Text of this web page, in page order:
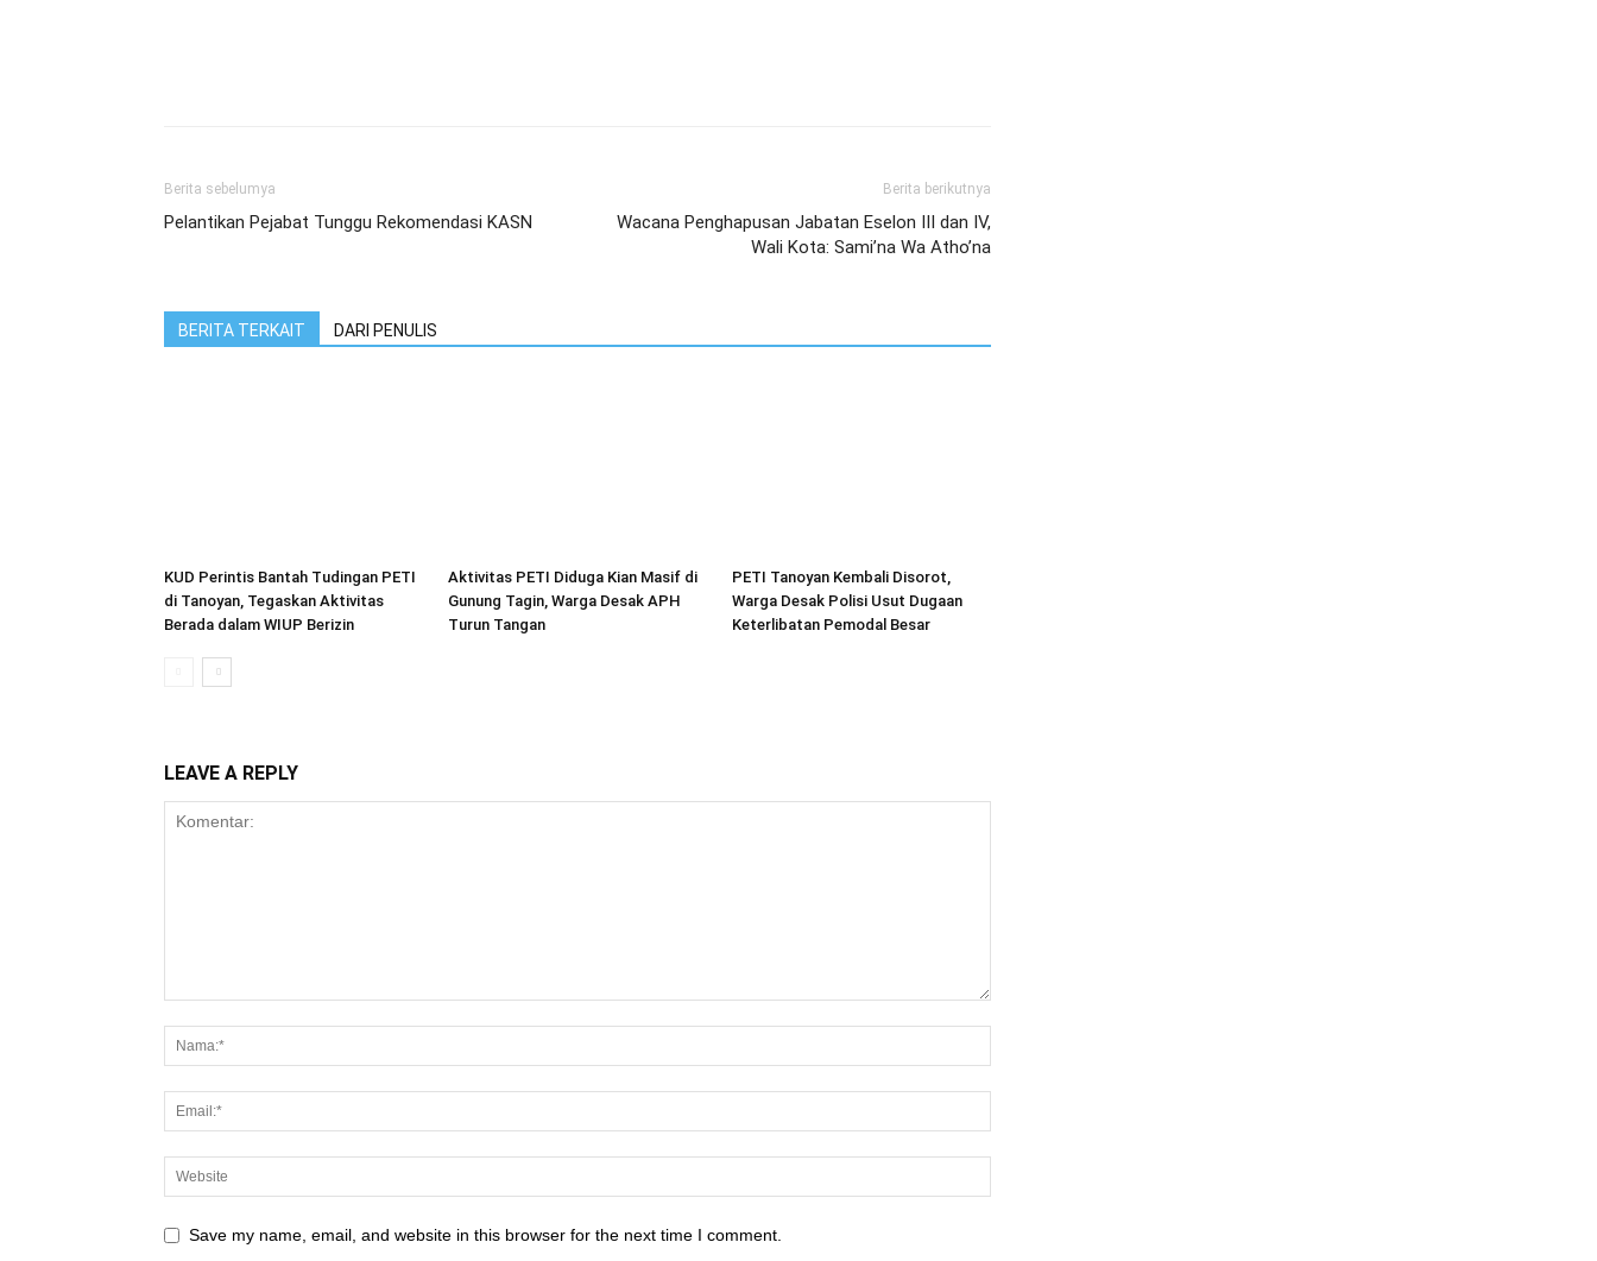
Berita sebelumya
Pelantikan Pejabat Tunggu Rekomendasi KASN
Berita berikutnya
Wacana Penghapusan Jabatan Eselon III dan IV,
Wali Kota: Sami’na Wa Atho’na
BERITA TERKAIT DARI PENULIS
KUD Perintis Bantah Tudingan PETI
di Tanoyan, Tegaskan Aktivitas
Berada dalam WIUP Berizin
Aktivitas PETI Diduga Kian Masif di
Gunung Tagin, Warga Desak APH
Turun Tangan
PETI Tanoyan Kembali Disorot,
Warga Desak Polisi Usut Dugaan
Keterlibatan Pemodal Besar
LEAVE A REPLY
Save my name, email, and website in this browser for the next time I comment.